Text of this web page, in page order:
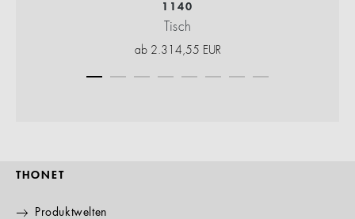
1140
Tisch
ab 2.314,55 EUR
THONET
Produktwelten